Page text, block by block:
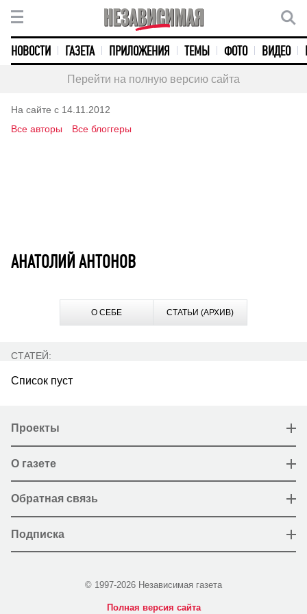
НОВОСТИ ГАЗЕТА ПРИЛОЖЕНИЯ ТЕМЫ ФОТО ВИДЕО
Перейти на полную версию сайта
На сайте с 14.11.2012
Все авторы
Все блоггеры
АНАТОЛИЙ АНТОНОВ
О СЕБЕ СТАТЬИ (АРХИВ)
СТАТЕЙ:
Список пуст
Проекты
О газете
Обратная связь
Подписка
© 1997-2026 Независимая газета
Полная версия сайта